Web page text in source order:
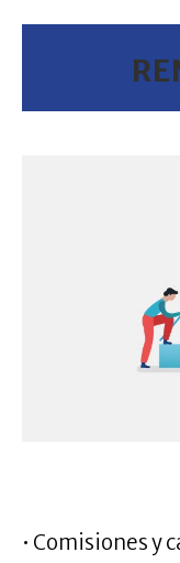
• Comisiones y